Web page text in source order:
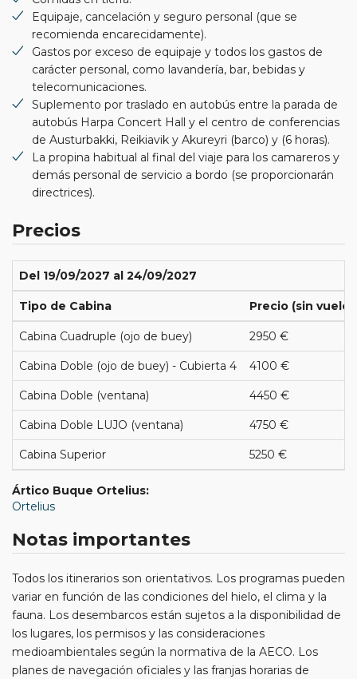
Equipaje, cancelación y seguro personal (que se
recomienda encarecidamente).
Gastos por exceso de equipaje y todos los gastos de
carácter personal, como lavandería, bar, bebidas y
telecomunicaciones.
Suplemento por traslado en autobús entre la parada de
autobús Harpa Concert Hall y el centro de conferencias
de Austurbakki, Reikiavik y Akureyri (barco) y (6 horas).
La propina habitual al final del viaje para los camareros y
demás personal de servicio a bordo (se proporcionarán
directrices).
Precios
Del 19/09/2027 al 24/09/2027
Tipo de Cabina Precio (sin
Cabina Cuadruple (ojo de buey) 2950 €
Cabina Doble (ojo de buey) - Cubierta 4 4100 €
Cabina Doble (ventana) 4450 €
Cabina Doble LUJO (ventana) 4750 €
Cabina Superior 5250 €
Ártico Buque Ortelius:
Ortelius
Notas importantes
Todos los itinerarios son orientativos. Los programas pueden
variar en función de las condiciones del hielo, el clima y la
fauna. Los desembarcos están sujetos a la disponibilidad de
los lugares, los permisos y las consideraciones
medioambientales según la normativa de la AECO. Los
planes de navegación oficiales y las franjas horarias de